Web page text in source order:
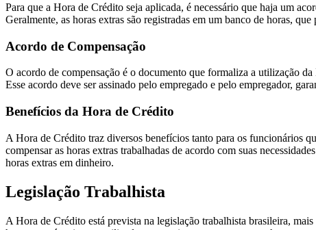
Para que a Hora de Crédito seja aplicada, é necessário que haja um
Geralmente, as horas extras são registradas em um banco de horas,
Acordo de Compensação
O acordo de compensação é o documento que formaliza a utilização
Esse acordo deve ser assinado pelo empregado e pelo empregador,
Benefícios da Hora de Crédito
A Hora de Crédito traz diversos benefícios tanto para os funcionários
compensar as horas extras trabalhadas de acordo com suas
horas extras em dinheiro.
Legislação Trabalhista
A Hora de Crédito está prevista na legislação trabalhista brasileira,